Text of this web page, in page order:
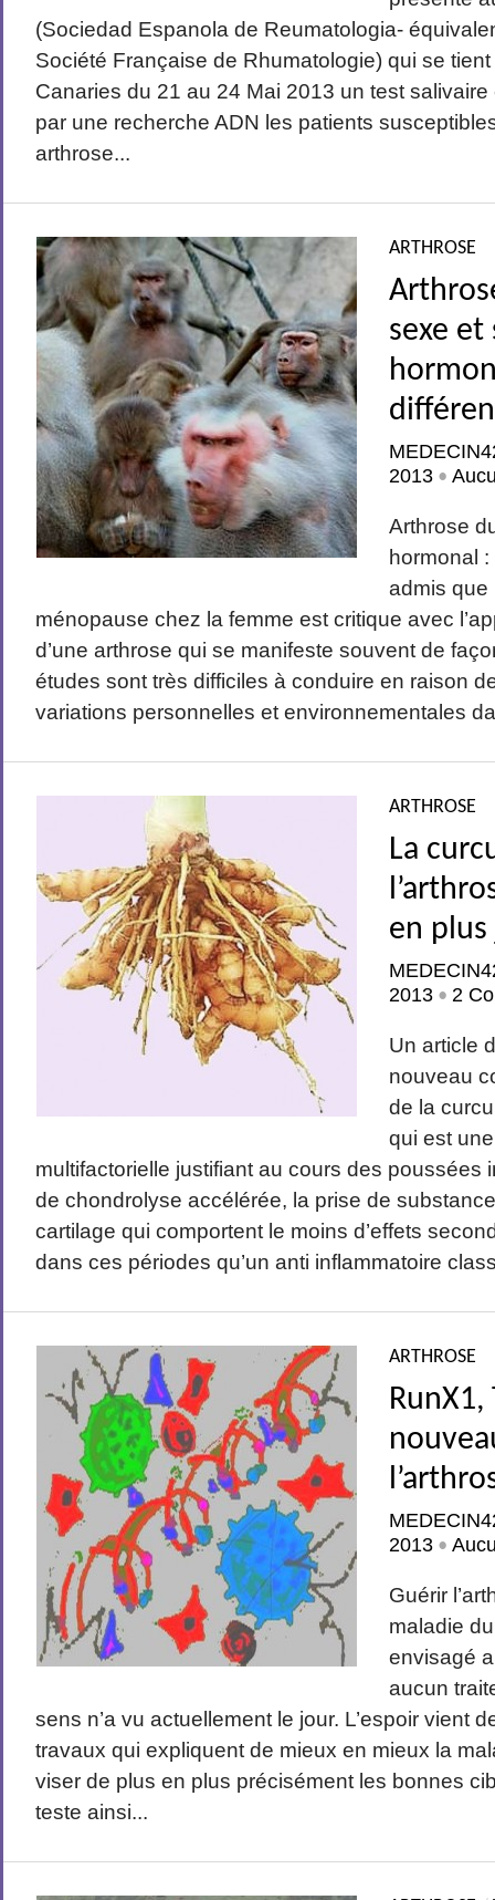
(Sociedad Espanola de Reumatologia-
Société Française de Rhumatologie) qui se
Canaries du 21 au 24 Mai 2013 un test
par une recherche ADN les patients
arthrose...
ARTHROSE
sexe
2013 •
Arthrose
hormonal
admis
ménopause chez la femme est critique avec
d’une arthrose qui se manifeste souvent de
études sont très difficiles à conduire en raison
variations personnelles et environnementales
ARTHROSE
La
en
2013 •2
Un article
nouveau
de la
qui est
multifactorielle justifiant au cours des poussées
de chondrolyse accélérée, la prise de
cartilage qui comportent le moins d’effets
dans ces périodes qu’un anti inflammatoire
ARTHROSE
2013 •
Guérir
maladie
envisagé
aucun
sens n’a vu actuellement le jour. L’espoir vient
travaux qui expliquent de mieux en mieux la
viser de plus en plus précisément les bonnes
teste ainsi...